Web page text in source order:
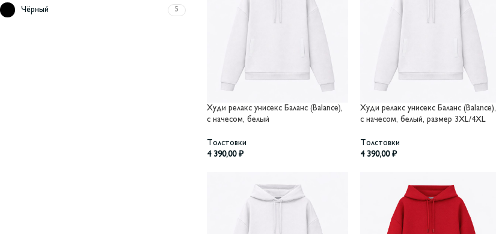
Чёрный 5
Худи релакс унисекс Баланс (Balance),
с начесом, белый
Толстовки
4 390,00 ₽
Худи релакс унисекс Баланс (Balance),
с начесом, белый, размер 3XL/4XL
Толстовки
4 390,00 ₽